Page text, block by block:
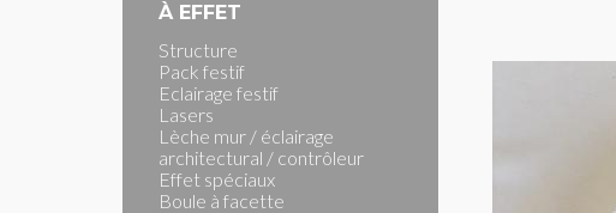
À EFFET
Structure
Pack festif
Eclairage festif
Lasers
Lèche mur / éclairage
architectural / contrôleur
Effet spéciaux
Boule à facette